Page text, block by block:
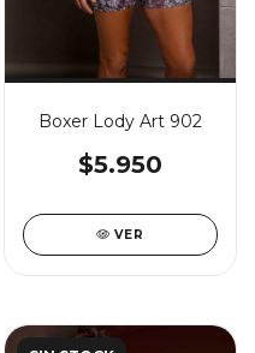
Boxer Lody Art 902
$5.950
VER